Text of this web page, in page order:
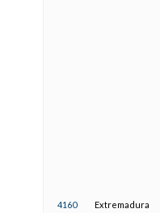
4160 Extremadura